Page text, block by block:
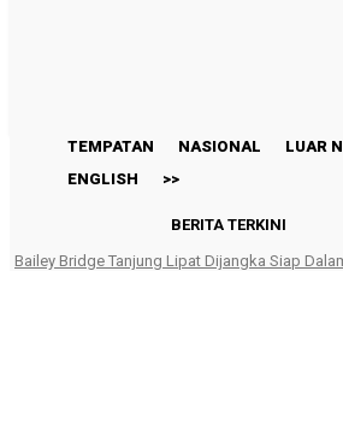
TEMPATAN NASIONAL LUAR
ENGLISH
>>
BERITA TERKINI
Bailey Bridge Tanjung Lipat Dijangka Siap